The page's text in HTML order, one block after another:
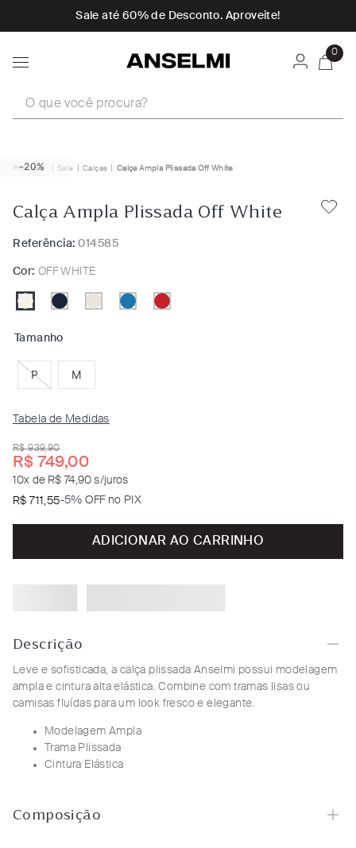
Sale até 60% de Desconto. Aproveite!
0
Sale Calças Calça Ampla Plissada Off White
-20%
Calça Ampla Plissada Off White
Referência: 014585
Cor: OFF WHITE
Tamanho
P M
Tabela de Medidas
R$ 939,90
R$ 749,00
10x de R$ 74,90 s/juros
R$ 711,55-5% OFF no PIX
ADICIONAR AO CARRINHO
Descrição
Leve e sofisticada, a calça plissada Anselmi possui modelagem
ampla e cintura alta elástica. Combine com tramas lisas ou
camisas fluídas para um look fresco e elegante.
Modelagem Ampla
Trama Plissada
Cintura Elástica
Composição